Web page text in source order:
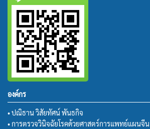
องค์กร
• ปณิธาน วิสัยทัศน์ พันธกิจ
• การตรวจวินิจฉัยโรคด้วยศาสตร์การแพทย์แผนจีน